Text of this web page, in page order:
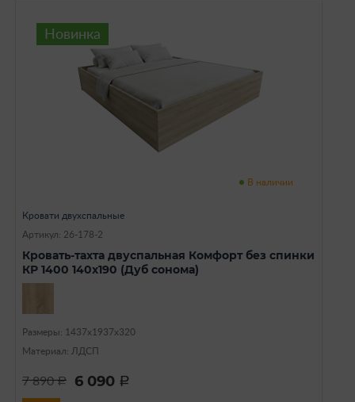
Новинка
В наличии
Кровати двухспальные
Артикул: 26-178-2
Кровать-тахта двуспальная Комфорт без спинки
КР 1400 140х190 (Дуб сонома)
Размеры: 1437х1937х320
Материал: ЛДСП
7 890a 6 090 a